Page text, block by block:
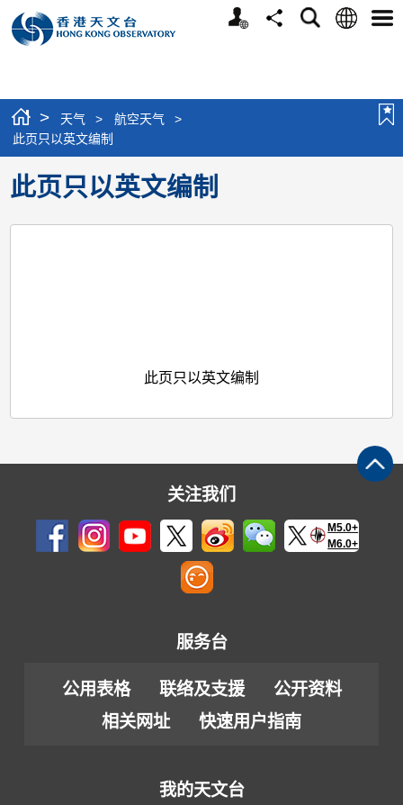
个
分
搜
语
选
> 天气 > 航空天气
>
此页只以英文编制
此页只以英文编制
此页只以英文编制
关注我们
M5.0+
M6.0+
服务台
公用表格 联络及支援
公开资料
相关网址
快速用户指南
我的天文台